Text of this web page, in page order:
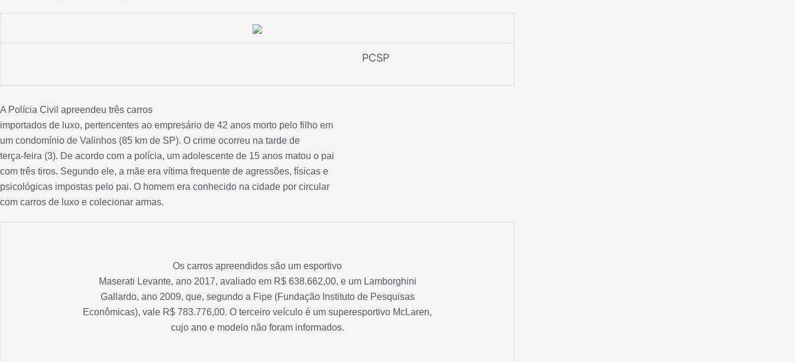
PCSP
A Polícia Civil apreendeu três carros
importados de luxo, pertencentes ao empresário de 42 anos morto pelo filho em
um condomínio de Valinhos (85 km de SP). O crime ocorreu na tarde de
terça-feira (3). De acordo com a polícia, um adolescente de 15 anos matou o pai
com três tiros. Segundo ele, a mãe era vítima frequente de agressões, físicas e
psicológicas impostas pelo pai. O homem era conhecido na cidade por circular
com carros de luxo e colecionar armas.
Os carros apreendidos são um esportivo
Maserati Levante, ano 2017, avaliado em R$ 638.662,00, e um Lamborghini
Gallardo, ano 2009, que, segundo a Fipe (Fundação Instituto de Pesquisas
Econômicas), vale R$ 783.776,00. O terceiro veículo é um superesportivo McLaren,
cujo ano e modelo não foram informados.